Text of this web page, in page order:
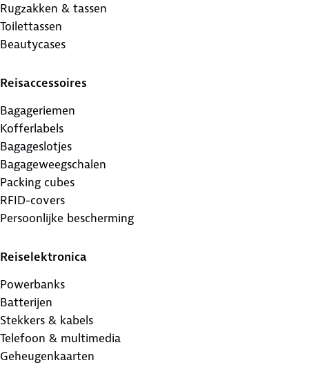
Rugzakken & tassen
Toilettassen
Beautycases
Reisaccessoires
Bagageriemen
Kofferlabels
Bagageslotjes
Bagageweegschalen
Packing cubes
RFID-covers
Persoonlijke bescherming
Reiselektronica
Powerbanks
Batterijen
Stekkers & kabels
Telefoon & multimedia
Geheugenkaarten